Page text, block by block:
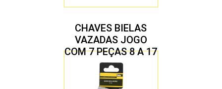
CHAVES BIELAS
VAZADAS JOGO
COM 7 PEÇAS 8 A 17
MM